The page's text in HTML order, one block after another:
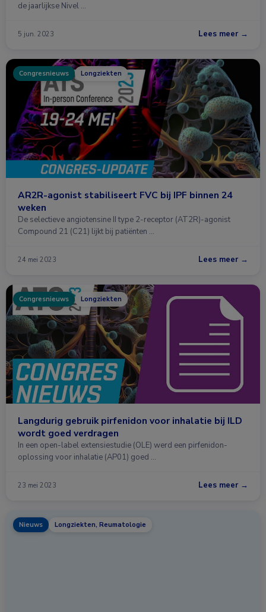
de jaarlijkse Nivel …
5 jun. 2023 Lees meer →
Congresnieuws Longziekten
AR2R-agonist stabiliseert FVC bij IPF binnen 24
weken
De selectieve angiotensine II type 2-receptor (AT2R)-agonist
Compound 21 (C21) lijkt bij patiënten …
24 mei 2023 Lees meer →
Congresnieuws Longziekten
Langdurig gebruik pirfenidon voor inhalatie bij ILD
wordt goed verdragen
In een open-label extensiestudie (OLE) werd een pirfenidon-
oplossing voor inhalatie (AP01) goed …
23 mei 2023 Lees meer →
Nieuws Longziekten, Reumatologie